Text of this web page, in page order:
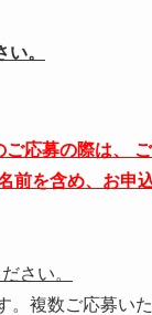
。
応募の際は、
前を含め、お申
さい。
複数ご応募い